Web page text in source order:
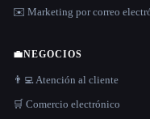
✉️ Marketing por correo
💼NEGOCIOS
👨‍💻 Atención al cliente
🛒 Comercio electrónico